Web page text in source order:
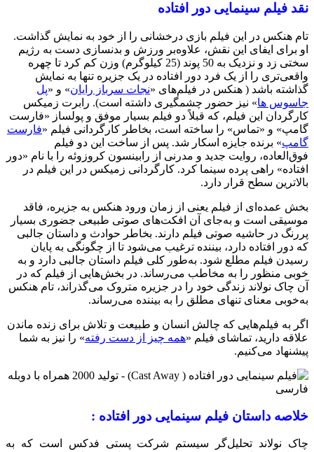
نقد فیلم سینمایی دور افتاده
تام هنکس در این فیلم بازی درخشانی را از خود به نمایش گذاشت.
او برای ایفای این نقش، علاوه‌بر ورزش و بدنسازی دست به رژیم
سختی زد و نزدیک به 50 پوند (25 کیلوگرم) وزن کم کرد تا چهره
واقعی‌تری را از یک فرد دور افتاده در یک جزیره تنها به نمایش
گذاشته باشد ( هنکس در فیلم‌های «نجات سرباز رایان» و «پل
جاسوس ها» نیز حضور چشمگیری داشته است). رابرت زمیکس
کارگردان این فیلم، که قبلاً دو فیلم بسیار موفق و پولساز «فارست
گامپ» و «تماس» را ساخته است، بخاطر کارگردانی فیلم «فارست
گامپ» برنده جایزه اسکار شد. پس از ساخت این دو فیلم
فوق‌العاده، روایت جدید و مدرنی از رابینسون کروزوئه را با نام «دور
افتاده» راهی پرده سینما کرد. کارگردانی زمیکس در این فیلم در
بالاترین سطح قرار دارد.
بخش عمده‌ای از فیلم یعنی از زمان ورود هنکس به جزیره، فاقد
موسیقی است و به‌جای آن افکت‌های صوتی طبیعی جضوری بسیار
پررنگ در حاشیه صوتی فیلم دارند. بخاطر حوادث و داستان جالبی
که دور افتاده دارد، بیننده ترغیب می‌شود تا از چگونگی به پایان
رسیدن فیلم مطلع شود. به‌طور کلی فیلم داستان جالبی دارد و به
خوبی منظور را به مخاطب می‌رساند. در بخش‌هایی از فیلم که در
آن چاک نولاند زندگی خود را در جزیره متروک می‌گذراند، تام هنکس
به‌خوبی معنای تنهای مطلق را به بیننده می‌رساند.
اگر به فیلم‌هایی که چالش انسان و طبیعت و تلاش برای زنده ماندن
علاقه دارید، تماشای فیلم «همه چیز از دست رفته» را نیز به شما
پیشنهاد می‌کنیم.
خلاصه داستان فیلم سینمایی دور افتاده :
چاک نولاند تحلیل‌گر سیستم شرکت پستی فدکس است که به